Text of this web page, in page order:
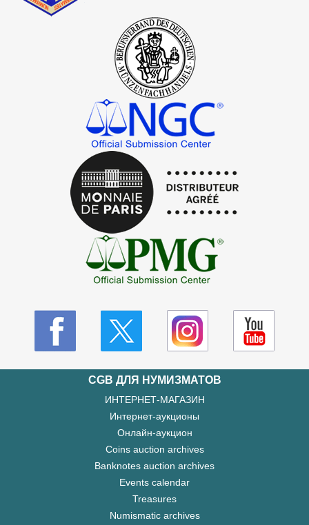
CGB ДЛЯ НУМИЗМАТОВ
ИНТЕРНЕТ-МАГАЗИН
Интернет-аукционы
Онлайн-аукцион
Coins auction archives
Banknotes auction archives
Events calendar
Treasures
Numismatic archives